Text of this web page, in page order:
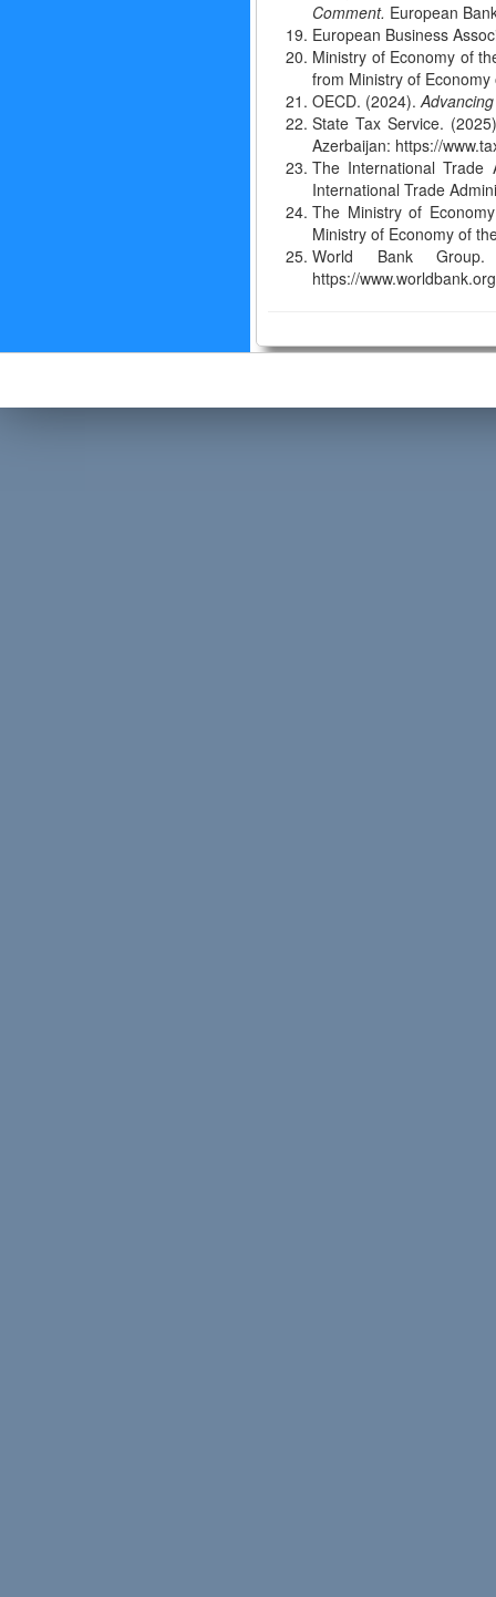
Comment. European
European Business
Ministry of Economy of
from Ministry of
OECD. (2024).
State Tax Service.
Azerbaijan: https://
The International Trade
International Trade
The Ministry of
Ministry of Economy of
World Bank
https://